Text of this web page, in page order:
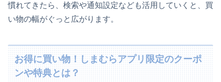
慣れてきたら、検索や通知設定なども活用していくと、買
い物の幅がぐっと広がります。
お得に買い物！しまむらアプリ限定のクーポ
ンや特典とは？